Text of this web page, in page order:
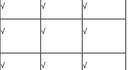
√ √ √
√ √ √
√ √ √